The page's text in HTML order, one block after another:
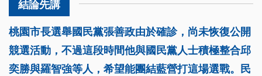
桃園市長選舉國民黨張善政由於確診，尚未恢復公開
競選活動，不過這段時間他與國民黨人士積極整合邱
奕勝與羅智強等人，希望能團結藍營打這場選戰。民